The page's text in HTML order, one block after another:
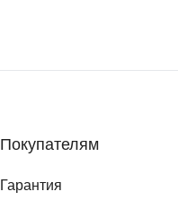
Покупателям
Гарантия